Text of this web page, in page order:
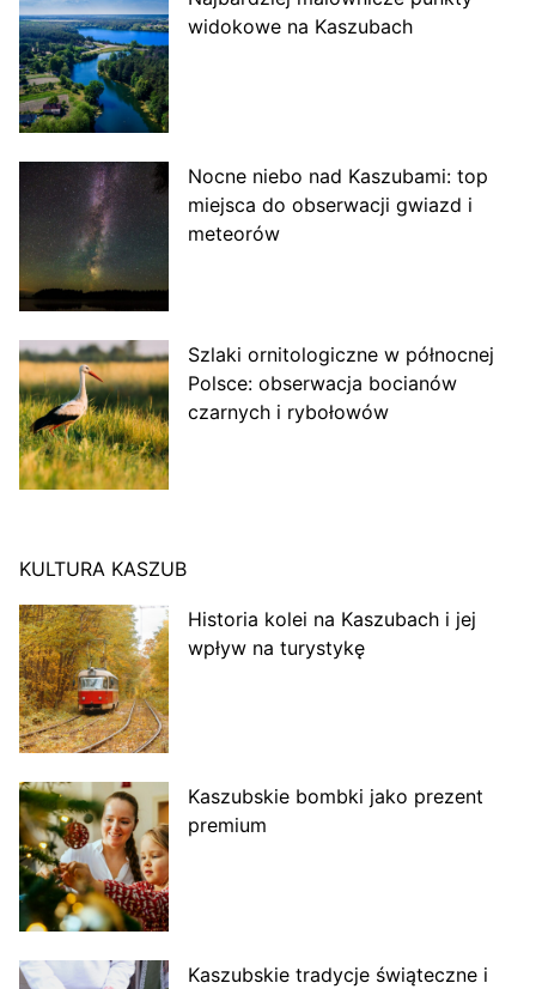
widokowe na Kaszubach
Nocne niebo nad Kaszubami: top
miejsca do obserwacji gwiazd i
meteorów
Szlaki ornitologiczne w północnej
Polsce: obserwacja bocianów
czarnych i rybołowów
KULTURA KASZUB
Historia kolei na Kaszubach i jej
wpływ na turystykę
Kaszubskie bombki jako prezent
premium
Kaszubskie tradycje świąteczne i